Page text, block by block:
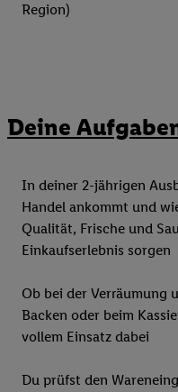
Region)
Deine
In deiner 2-jährigen
Handel ankommt und
Qualität, Frische und
Einkaufserlebnis sorgen
Ob bei der Verräumung
Backen oder beim
vollem Einsatz dabei
Du prüfst den